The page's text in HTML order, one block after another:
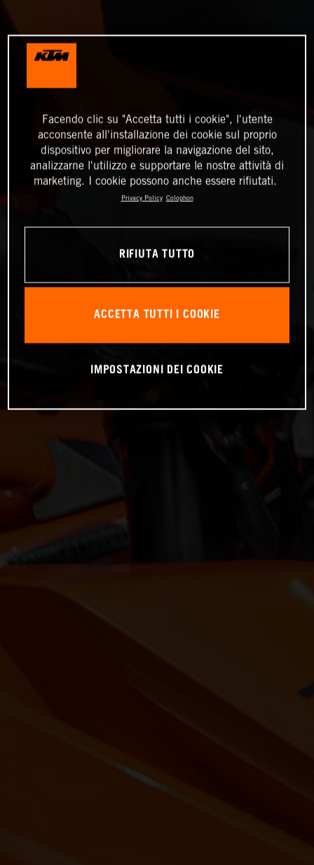
Facendo clic su "Accetta tutti i cookie", l'utente
acconsente all'installazione dei cookie sul proprio
dispositivo per migliorare la navigazione del sito,
analizzarne l'utilizzo e supportare le nostre attività di
marketing. I cookie possono anche essere rifiutati.
Privacy Policy Colophon
RIFIUTA TUTTO
ACCETTA TUTTI I COOKIE
IMPOSTAZIONI DEI COOKIE